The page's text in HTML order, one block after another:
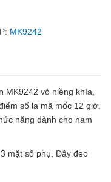
MK9242
MK9242 vỏ niềng khía,
số la mã mốc 12 giờ.
năng dành cho nam
mặt số phụ. Dây đeo